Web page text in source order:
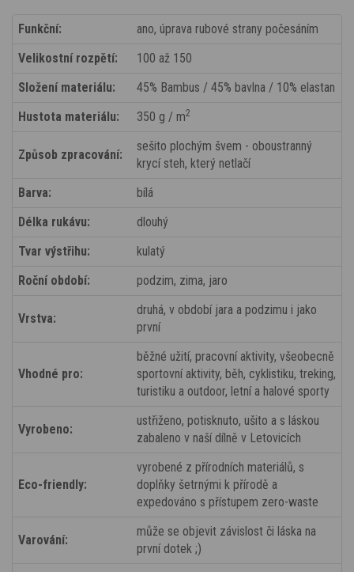
Funkční:
ano, úprava rubové strany počesáním
Velikostní rozpětí:
100 až 150
Složení materiálu:
45% Bambus / 45% bavlna / 10% elastan
Hustota materiálu:
350 g / m2
Způsob zpracování:
sešito plochým švem - oboustranný
krycí steh, který netlačí
Barva:
bílá
Délka rukávu:
dlouhý
Tvar výstřihu:
kulatý
Roční období:
podzim, zima, jaro
Vrstva:
druhá, v období jara a podzimu i jako
první
Vhodné pro:
běžné užití, pracovní aktivity, všeobecně
sportovní aktivity, běh, cyklistiku, treking,
turistiku a outdoor, letní a halové sporty
Vyrobeno:
ustřiženo, potisknuto, ušito a s láskou
zabaleno v naší dílně v Letovicích
Eco-friendly:
vyrobené z přírodních materiálů, s
doplňky šetrnými k přírodě a
expedováno s přístupem zero-waste
Varování:
může se objevit závislost či láska na
první dotek ;)